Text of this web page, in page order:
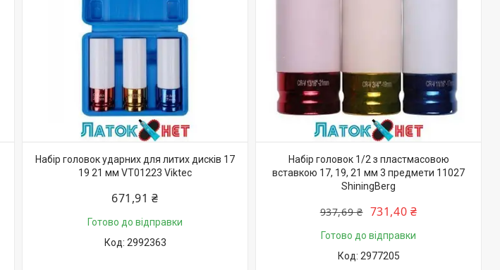
Набір головок ударних для литих дисків 17
19 21 мм VT01223 Viktec
671,91 ₴
Готово до відправки
2992363
Набір головок 1/2 з пластмасовою
вставкою 17, 19, 21 мм 3 предмети 11027
ShiningBerg
937,69 ₴ 731,40 ₴
Готово до відправки
2977205